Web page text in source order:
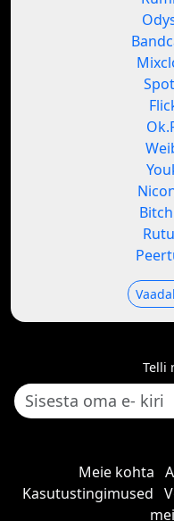
Telli
Meie kohta
Kasutustingimused